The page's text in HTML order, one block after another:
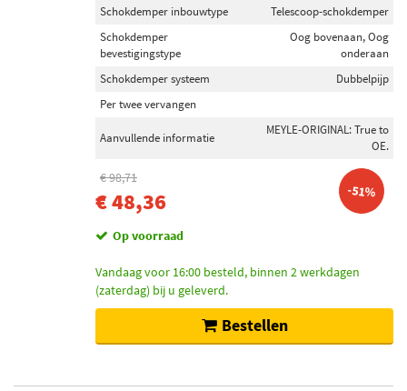
Schokdemper inbouwtype
Telescoop-schokdemper
Schokdemper
bevestigingstype
Oog bovenaan, Oog
onderaan
Schokdemper systeem
Dubbelpijp
Per twee vervangen
Aanvullende informatie
MEYLE-ORIGINAL: True to
OE.
€ 98,71
€ 48,36 -51%
Op voorraad
Vandaag voor 16:00 besteld, binnen 2 werkdagen
(zaterdag) bij u geleverd.
Bestellen